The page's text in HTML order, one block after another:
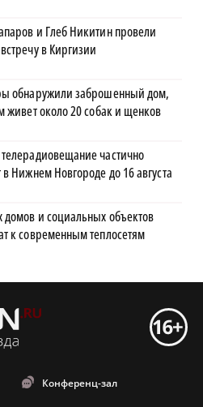
и Глеб Никитин провели
в Киргизии
обнаружили заброшенный дом,
живет около 20 собак и щенков
частично
в Нижнем Новгороде до 16 августа
и социальных объектов
к современным теплосетям
Конференц-зал